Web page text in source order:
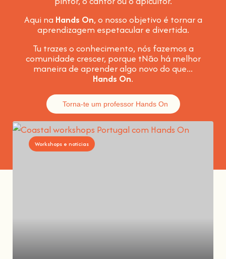
Aqui na Hands On, o nosso objetivo é tornar a
aprendizagem espetacular e divertida.
Tu trazes o conhecimento, nós fazemos a
comunidade crescer, porque tNão há melhor
maneira de aprender algo novo do que...
Hands On.
Torna-te um professor Hands On
Workshops e notícias